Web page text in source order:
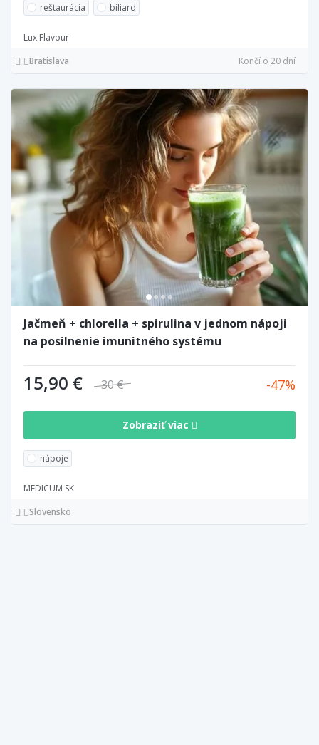
reštaurácia biliard
Lux Flavour
Bratislava
Končí o 20 dní
Jačmeň + chlorella + spirulina v jednom nápoji
na posilnenie imunitného systému
15,90 € 30 € 47
Zobraziť viac
nápoje
MEDICUM SK
Slovensko